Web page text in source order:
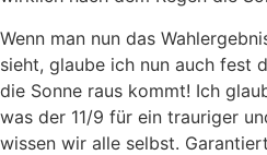
Wenn man nun das
sieht, glaube ich nun auch fest
die Sonne raus kommt! Ich
was der 11/9 für ein trauriger
wissen wir alle selbst.